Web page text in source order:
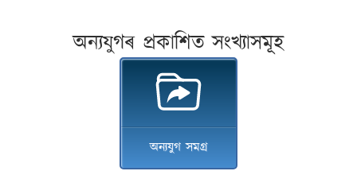
অন্যযুগৰ প্ৰকাশিত সংখ্যাসমূহ
অন্যযুগ সমগ্ৰ